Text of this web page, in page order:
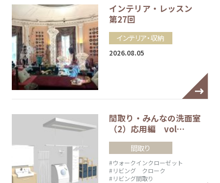
インテリア・レッスン
第27回
インテリア・収納
2026.08.05
間取り・みんなの洗面室
（2）応用編 vol…
間取り
#ウォークインクローゼット
#リビング クローク
#リビング間取り